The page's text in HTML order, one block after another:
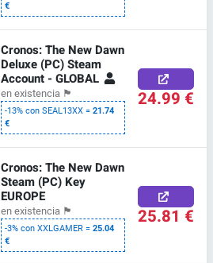
€
Cronos: The New Dawn
Deluxe (PC) Steam
Account - GLOBAL
en existencia 🏴
-13% con SEAL13XX =21.74
€
24.99 €
Cronos: The New Dawn
Steam (PC) Key
EUROPE
en existencia 🏴
-3% con XXLGAMER =25.04
€
25.81 €